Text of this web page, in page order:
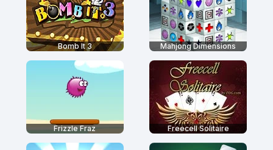
Bomb It 3 Mahjong Dimensions
Frizzle Fraz Freecell Solitaire